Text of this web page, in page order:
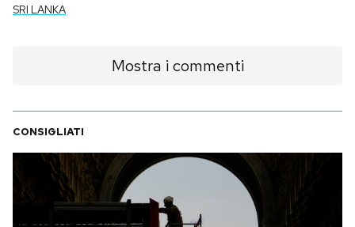
SRI LANKA
Mostra i commenti
CONSIGLIATI